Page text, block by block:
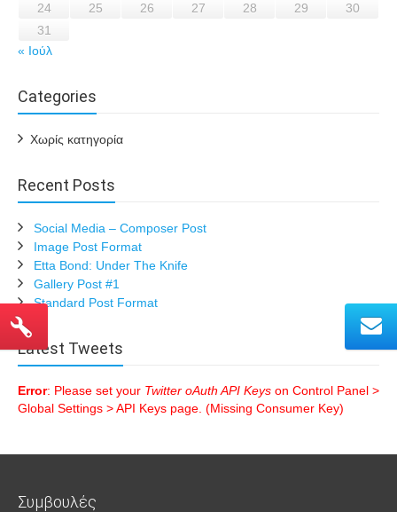
24
25 26 27 28 29
30
31
« Ιούλ
Categories
Χωρίς κατηγορία
Recent Posts
Social Media – Composer Post
Image Post Format
Etta Bond: Under The Knife
Gallery Post #1
Standard Post Format
Latest Tweets
Error: Please set your Twitter oAuth API Keys on Control Panel >
Global Settings > API Keys page. (Missing Consumer Key)
Συμβουλές